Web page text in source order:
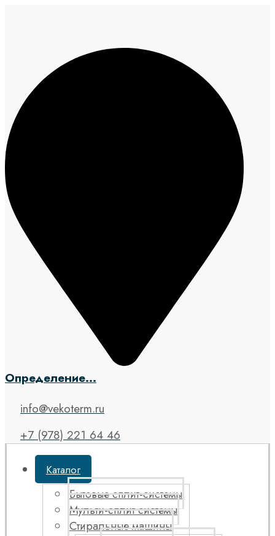
Определение...
info@vekoterm.ru
+7 (978) 221 64 46
Каталог
Бытовые сплит-системы
Мульти-сплит системы
Стиральные машины